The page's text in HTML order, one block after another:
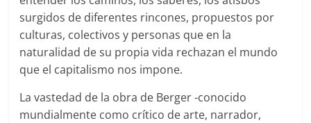
surgidos de diferentes rincones, propuestos por
culturas, colectivos y personas que en la
naturalidad de su propia vida rechazan el mundo
que el capitalismo nos impone.
La vastedad de la obra de Berger -conocido
mundialmente como crítico de arte, narrador,